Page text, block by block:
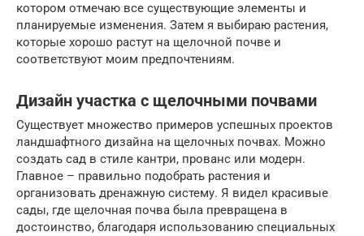
котором отмечаю все существующие элементы и
планируемые изменения. Затем я выбираю растения,
которые хорошо растут на щелочной почве и
соответствуют моим предпочтениям.
Дизайн участка с щелочными почвами
Существует множество примеров успешных проектов
ландшафтного дизайна на щелочных почвах. Можно
создать сад в стиле кантри, прованс или модерн.
Главное – правильно подобрать растения и
организовать дренажную систему. Я видел красивые
сады, где щелочная почва была превращена в
достоинство, благодаря использованию специальных